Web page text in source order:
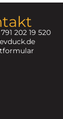
202 19 520